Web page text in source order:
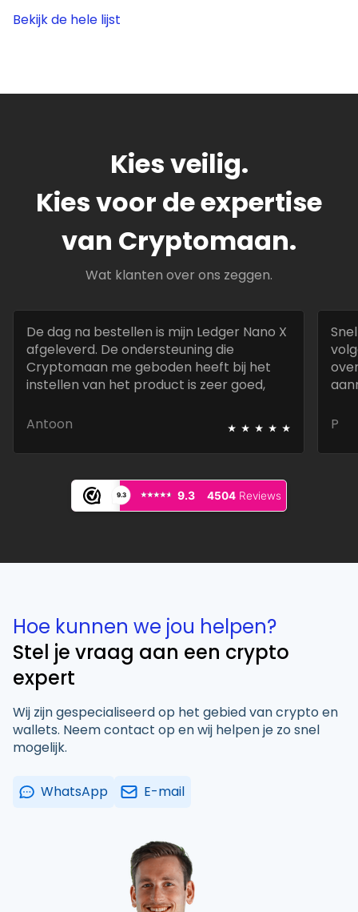
Bekijk de hele lijst
Kies veilig.
Kies voor de expertise
van Cryptomaan.
Wat klanten over ons zeggen.
De dag na bestellen is mijn Ledger Nano X
afgeleverd. De ondersteuning die
Cryptomaan me geboden heeft bij het
instellen van het product is zeer goed,
Antoon
⭑ ⭑ ⭑ ⭑ ⭑
P
9.3 ⭑⭑⭑⭑⭑
⭑⭑⭑⭑⭑ 9.3 4504Reviews
Hoe kunnen we jou helpen?
Stel je vraag aan een crypto
expert
Wij zijn gespecialiseerd op het gebied van crypto en
wallets. Neem contact op en wij helpen je zo snel
mogelijk.
WhatsApp E-mail